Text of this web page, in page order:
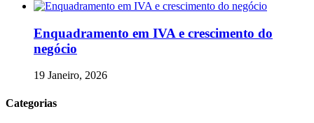
Enquadramento em IVA e crescimento do
negócio
19 Janeiro, 2026
Categorias